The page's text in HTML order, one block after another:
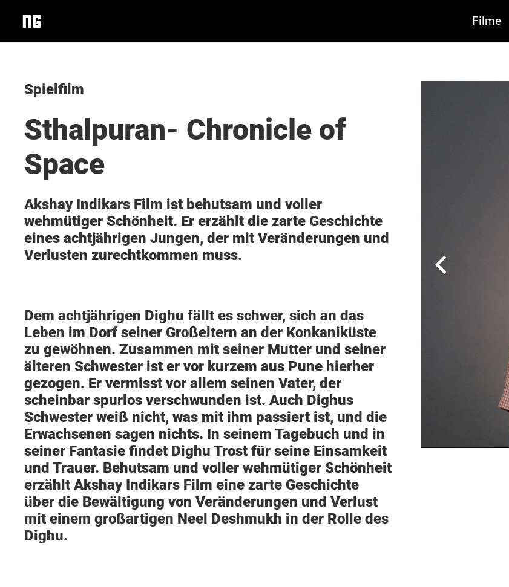
Filme
Spielfilm
Sthalpuran- Chronicle of
Space
Akshay Indikars Film ist behutsam und voller
wehmütiger Schönheit. Er erzählt die zarte Geschichte
eines achtjährigen Jungen, der mit Veränderungen und
Verlusten zurechtkommen muss.
Dem achtjährigen Dighu fällt es schwer, sich an das
Leben im Dorf seiner Großeltern an der Konkaniküste
zu gewöhnen. Zusammen mit seiner Mutter und seiner
älteren Schwester ist er vor kurzem aus Pune hierher
gezogen. Er vermisst vor allem seinen Vater, der
scheinbar spurlos verschwunden ist. Auch Dighus
Schwester weiß nicht, was mit ihm passiert ist, und die
Erwachsenen sagen nichts. In seinem Tagebuch und in
seiner Fantasie findet Dighu Trost für seine Einsamkeit
und Trauer. Behutsam und voller wehmütiger Schönheit
erzählt Akshay Indikars Film eine zarte Geschichte
über die Bewältigung von Veränderungen und Verlust
mit einem großartigen Neel Deshmukh in der Rolle des
Dighu.